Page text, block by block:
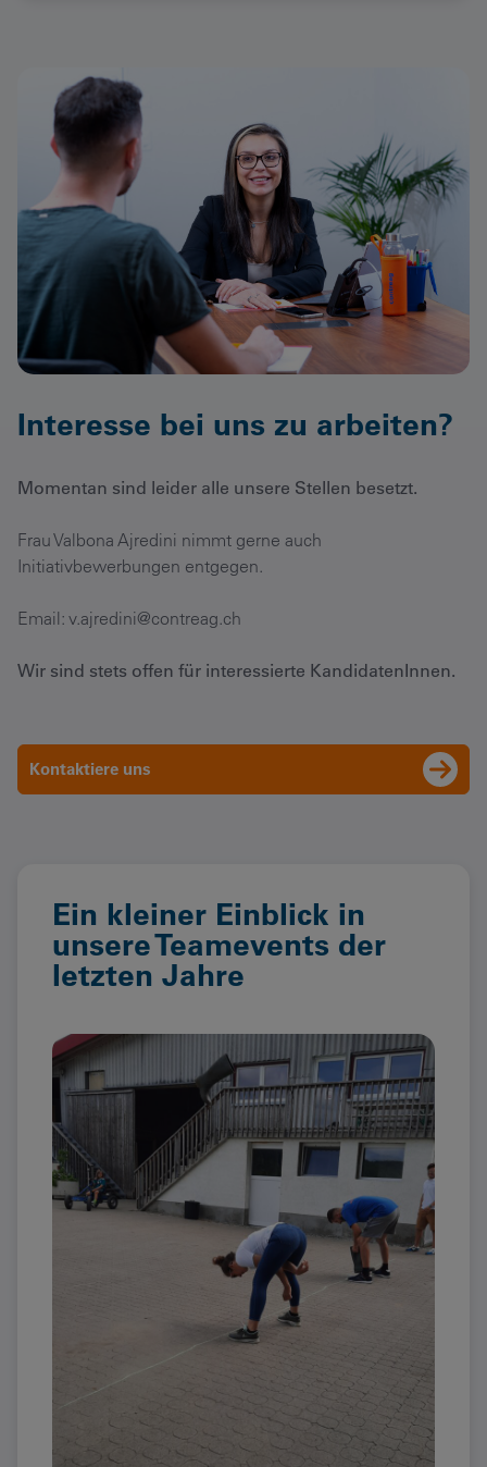
Interesse bei uns zu arbeiten?
Momentan sind leider alle unsere Stellen besetzt.
Frau Valbona Ajredini nimmt gerne auch
Initiativbewerbungen entgegen.
Email: v.ajredini@contreag.ch
Wir sind stets offen für interessierte KandidatenInnen.
Kontaktiere uns
Ein kleiner Einblick in
unsere Teamevents der
letzten Jahre